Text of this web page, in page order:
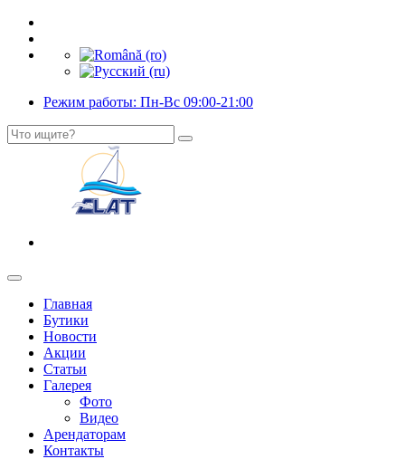
Режим работы: Пн-Вс 09:00-21:00
Главная
Бутики
Новости
Акции
Статьи
Галерея
Фото
Видео
Арендаторам
Контакты